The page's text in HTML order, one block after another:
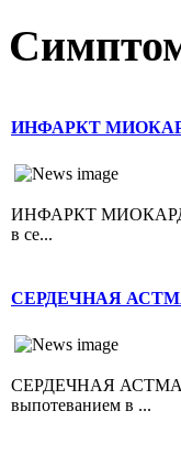
ИНФАРКТ
ИНФАРКТ МИОКАРДА -
в се...
СЕРДЕЧНАЯ
СЕРДЕЧНАЯ АСТМА
выпотеванием в ...